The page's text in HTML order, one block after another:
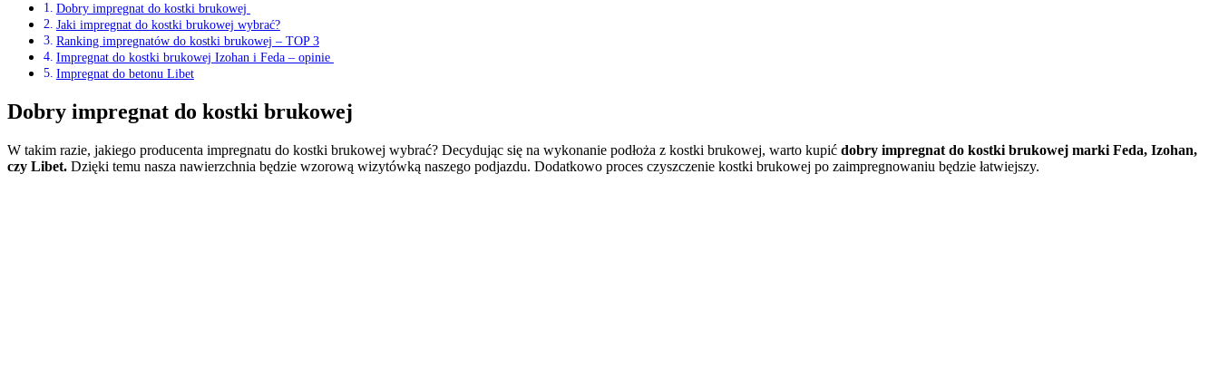
Dobry impregnat do kostki brukowej
Jaki impregnat do kostki brukowej wybrać?
Ranking impregnatów do kostki brukowej – TOP 3
Impregnat do kostki brukowej Izohan i Feda – opinie
Impregnat do betonu Libet
Dobry impregnat do kostki brukowej
W takim razie, jakiego producenta impregnatu do kostki brukowej wybrać? Decydując się na wykonanie podłoża z kostki brukowej, warto kupić dobry impregnat do kostki brukowej marki Feda, Izohan,
czy Libet. Dzięki temu nasza nawierzchnia będzie wzorową wizytówką naszego podjazdu. Dodatkowo proces czyszczenie kostki brukowej po zaimpregnowaniu będzie łatwiejszy.